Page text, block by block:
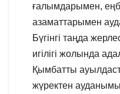
ғалымдарымен,
азаматтарымен
Бүгінгі таңда
игілігі жолында
Қымбатты
жүректен